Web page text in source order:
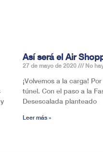
Así será el Air
27 de mayo de 2020 No
¡Volvemos a la carga!
túnel. Con el paso a la
Desescalada planteado
Leer más »